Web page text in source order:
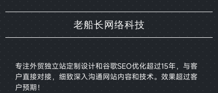
老船长网络科技
专注外贸独立站定制设计和谷歌SEO优化超过15年，与客
户直接对接，细致深入沟通网站内容和技术。效果超过客
户预期！